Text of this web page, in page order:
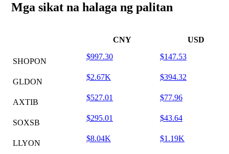
Mga sikat na halaga ng palitan
CNY USD
SHOPON
$997.30 $147.53
GLDON
$2.67K $394.32
AXTIB
$527.01 $77.96
SOXSB
$295.01 $43.64
LLYON
$8.04K $1.19K